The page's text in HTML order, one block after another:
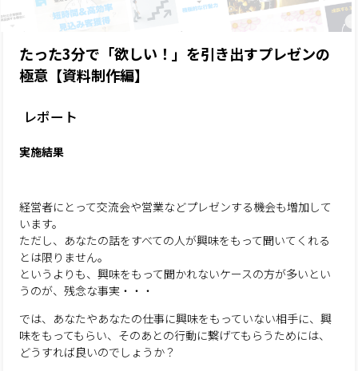
たった3分で「欲しい！」を引き出すプレゼンの
極意【資料制作編】
レポート
実施結果
経営者にとって交流会や営業などプレゼンする機会も増加して
います。
ただし、あなたの話をすべての人が興味をもって聞いてくれる
とは限りません。
というよりも、興味をもって聞かれないケースの方が多いとい
うのが、残念な事実・・・
では、あなたやあなたの仕事に興味をもっていない相手に、興
味をもってもらい、そのあとの行動に繋げてもらうためには、
どうすれば良いのでしょうか？